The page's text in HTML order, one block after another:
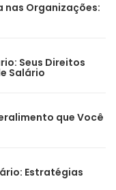
nas Organizações:
Seus Direitos
Salário
que Você
Estratégias